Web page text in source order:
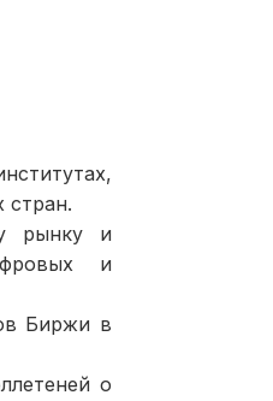
стран.
рынку и
и
Биржи в
о